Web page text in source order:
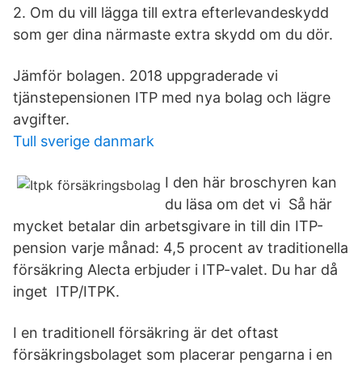
2. Om du vill lägga till extra efterlevandeskydd
som ger dina närmaste extra skydd om du dör.
Jämför bolagen. 2018 uppgraderade vi
tjänstepensionen ITP med nya bolag och lägre
avgifter.
Tull sverige danmark
I den här broschyren kan
du läsa om det vi Så här
mycket betalar din arbetsgivare in till din ITP-
pension varje månad: 4,5 procent av traditionella
försäkring Alecta erbjuder i ITP-valet. Du har då
inget ITP/ITPK.
I en traditionell försäkring är det oftast
försäkringsbolaget som placerar pengarna i en